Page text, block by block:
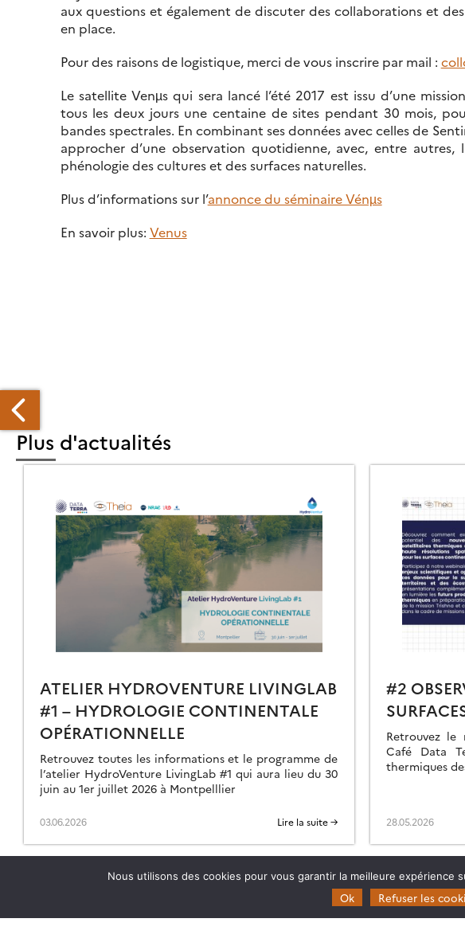
aux questions et également de discuter des collaborations et
en place.
Pour des raisons de logistique, merci de vous inscrire par mail :
Le satellite Venµs qui sera lancé l’été 2017 est issu d’une
tous les deux jours une centaine de sites pendant 30 mois,
bandes spectrales. En combinant ses données avec celles de
approcher d’une observation quotidienne, avec, entre autres,
phénologie des cultures et des surfaces naturelles.
Plus d’informations sur l’annonce du séminaire Vénµs
En savoir plus: Venus
Plus d'actualités
ATELIER HYDROVENTURE LIVINGLAB
#1 – HYDROLOGIE CONTINENTALE
OPÉRATIONNELLE
Retrouvez toutes les informations et le programme de
l’atelier HydroVenture LivingLab #1 qui aura lieu du 30
juin au 1er juillet 2026 à Montpelllier
03.06.2026 Lire la suite →
#2
Retrouvez
Café Data
thermiques
28.05.2026
Nous utilisons des cookies pour vous garantir la meilleure
Ok Refuser les